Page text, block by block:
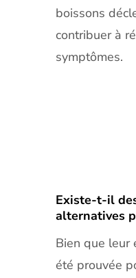
boissons
contribuer à
symptômes.
Existe-t-il
alternatives
Bien que leur
été prouvée